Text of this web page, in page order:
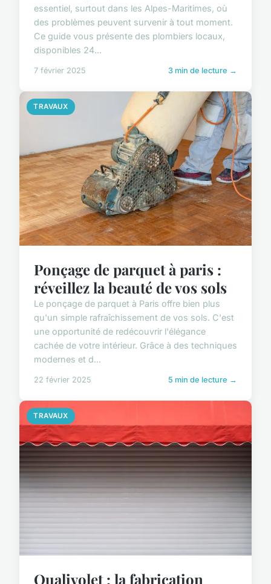
essentiel, surtout dans les Alpes-Maritimes, où
des problèmes peuvent survenir à tout moment.
Ce guide vous présente des plombiers locaux,
disponibles 24...
7 février 2025 3 min de lecture →
TRAVAUX
Ponçage de parquet à paris :
réveillez la beauté de vos sols
Le ponçage de parquet à Paris offre bien plus
qu'un simple rafraîchissement de vos sols. C'est
une opportunité de redécouvrir l'élégance
cachée de votre intérieur. Grâce à des techniques
modernes et d...
22 février 2025 5 min de lecture →
TRAVAUX
Qualivolet : la fabrication